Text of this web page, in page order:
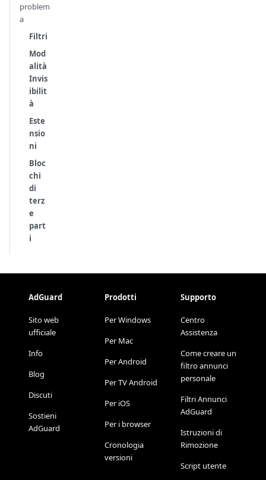
problem
a
Filtri
Mod
alità
Invis
ibilit
à
Este
nsio
ni
Bloc
chi
di
terz
e
part
i
AdGuard
Sito web
ufficiale
Info
Blog
Discuti
Sostieni
AdGuard
Prodotti
Per Windows
Per Mac
Per Android
Per TV Android
Per iOS
Per i browser
Cronologia
versioni
Supporto
Centro
Assistenza
Come creare un
filtro annunci
personale
Filtri Annunci
AdGuard
Istruzioni di
Rimozione
Script utente